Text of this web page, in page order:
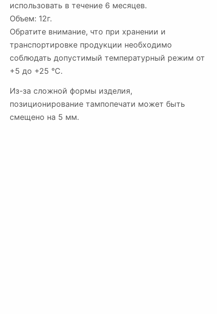
использовать в течение 6 месяцев.
Объем: 12г.
Обратите внимание, что при хранении и
транспортировке продукции необходимо
соблюдать допустимый температурный режим от
+5 до +25 °С.
Из-за сложной формы изделия,
позиционирование тампопечати может быть
смещено на 5 мм.